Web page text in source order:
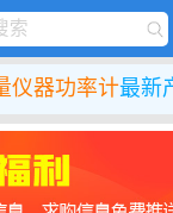
仪器功率计最新